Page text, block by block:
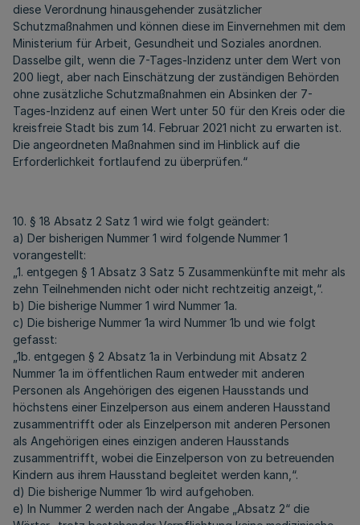
diese Verordnung hinausgehender zusätzlicher
Schutzmaßnahmen und können diese im Einvernehmen mit dem
Ministerium für Arbeit, Gesundheit und Soziales anordnen.
Dasselbe gilt, wenn die 7-Tages-Inzidenz unter dem Wert von
200 liegt, aber nach Einschätzung der zuständigen Behörden
ohne zusätzliche Schutzmaßnahmen ein Absinken der 7-
Tages-Inzidenz auf einen Wert unter 50 für den Kreis oder die
kreisfreie Stadt bis zum 14. Februar 2021 nicht zu erwarten ist.
Die angeordneten Maßnahmen sind im Hinblick auf die
Erforderlichkeit fortlaufend zu überprüfen.“
10. § 18 Absatz 2 Satz 1 wird wie folgt geändert:
a) Der bisherigen Nummer 1 wird folgende Nummer 1
vorangestellt:
„1. entgegen § 1 Absatz 3 Satz 5 Zusammenkünfte mit mehr als
zehn Teilnehmenden nicht oder nicht rechtzeitig anzeigt,“.
b) Die bisherige Nummer 1 wird Nummer 1a.
c) Die bisherige Nummer 1a wird Nummer 1b und wie folgt
gefasst:
„1b. entgegen § 2 Absatz 1a in Verbindung mit Absatz 2
Nummer 1a im öffentlichen Raum entweder mit anderen
Personen als Angehörigen des eigenen Hausstands und
höchstens einer Einzelperson aus einem anderen Hausstand
zusammentrifft oder als Einzelperson mit anderen Personen
als Angehörigen eines einzigen anderen Hausstands
zusammentrifft, wobei die Einzelperson von zu betreuenden
Kindern aus ihrem Hausstand begleitet werden kann,“.
d) Die bisherige Nummer 1b wird aufgehoben.
e) In Nummer 2 werden nach der Angabe „Absatz 2“ die